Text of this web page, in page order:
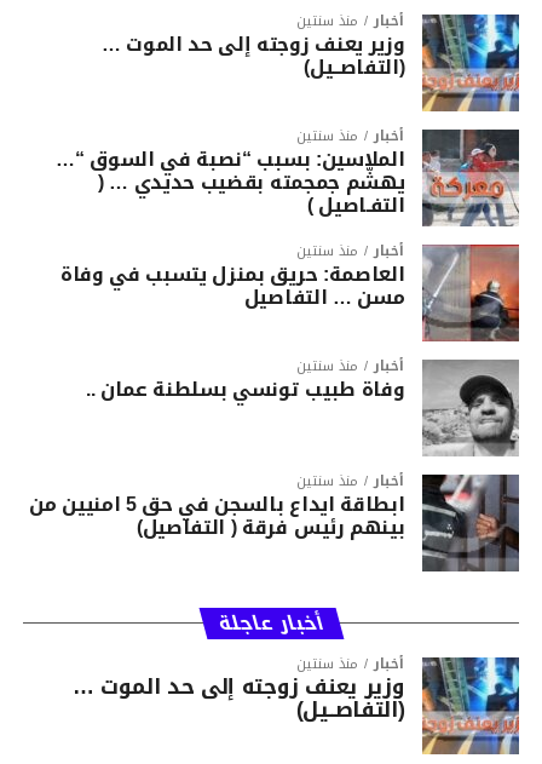
أخبار منذ سنتين
وزير يعنف زوجته إلى حد الموت …
(التفاصــيل)
أخبار منذ سنتين
الملاسين: بسبب “نصبة في السوق “…
يهشّم جمجمته بقضيب حديدي … (
التفـاصيل )
أخبار منذ سنتين
العاصمة: حريق بمنزل يتسبب في وفاة
مسن … التفاصيل
أخبار منذ سنتين
وفاة طبيب تونسي بسلطنة عمان ..
أخبار منذ سنتين
ابطاقة ايداع بالسجن في حق 5 امنيين من
بينهم رئيس فرقة ( التفاصيل)
أخبار عاجلة
أخبار منذ سنتين
وزير يعنف زوجته إلى حد الموت …
(التفاصــيل)